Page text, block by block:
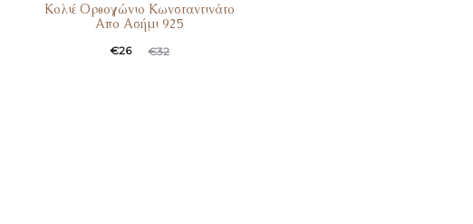
Κολιέ Ορθογώνιο Κωνσταντινάτο
Απο Ασήμι 925
€32
€26